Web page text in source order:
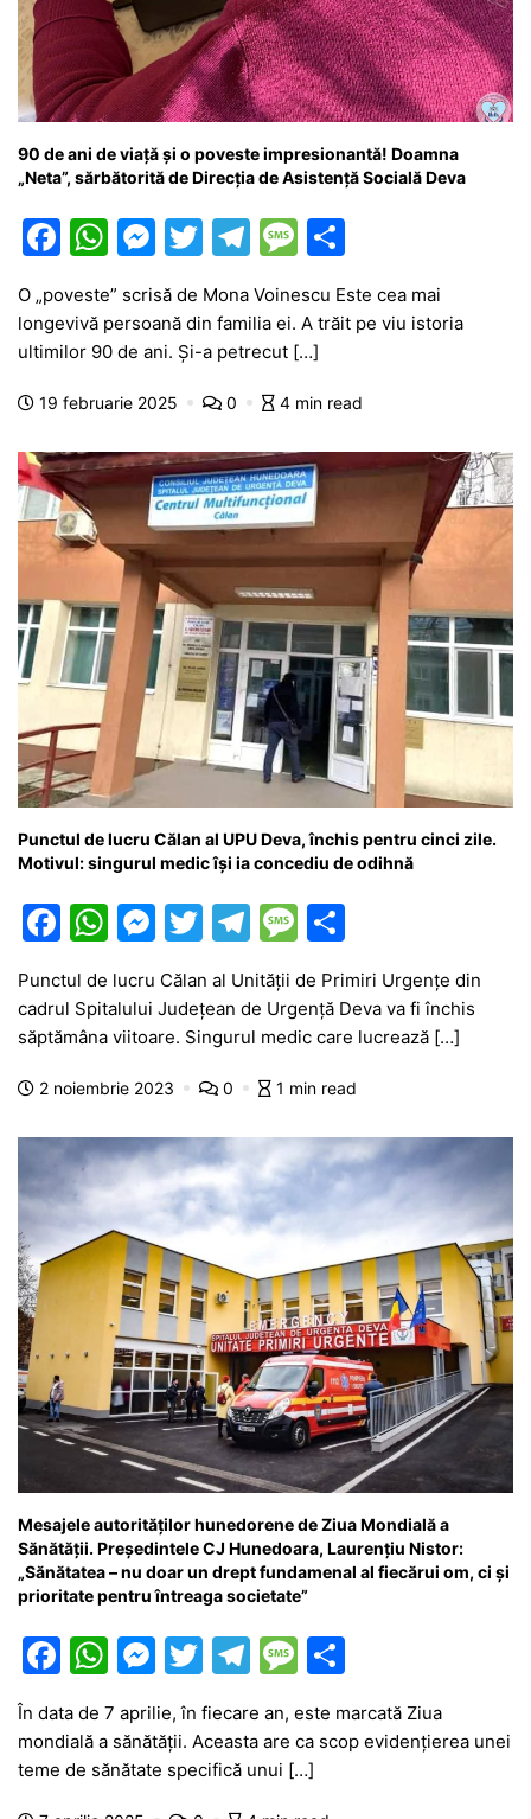
90 de ani de viață şi o poveste impresionantă! Doamna
„Neta”, sărbătorită de Direcția de Asistență Socială Deva
F
c
e
b
o
o
k
W
at
s
A
p
p
M
s
s
e
g
er
T
itt
er
T
e
gr
a
m
M
s
s
a
e
ta
a
z
ă
O „poveste” scrisă de Mona Voinescu Este cea mai
longevivă persoană din familia ei. A trăit pe viu istoria
ultimilor 90 de ani. Şi-a petrecut […]
19 februarie 2025 0 4 min read
Punctul de lucru Călan al UPU Deva, închis pentru cinci zile.
Motivul: singurul medic își ia concediu de odihnă
F
c
e
b
o
o
k
W
at
s
A
p
p
M
s
s
e
n
g
er
T
itt
er
T
e
gr
a
m
M
s
s
a
e
ta
je
a
ă
Punctul de lucru Călan al Unității de Primiri Urgențe din
cadrul Spitalului Județean de Urgență Deva va fi închis
săptămâna viitoare. Singurul medic care lucrează […]
2 noiembrie 2023 0 1 min read
Mesajele autorităților hunedorene de Ziua Mondială a
Sănătății. Președintele CJ Hunedoara, Laurențiu Nistor:
„Sănătatea – nu doar un drept fundamenal al fiecărui om, ci și
prioritate pentru întreaga societate”
F
c
e
b
W
at
s
A
M
s
s
e
T
itt
er
T
e
gr
a
M
s
s
a
ta
În data de 7 aprilie, în fiecare an, este marcată Ziua
mondială a sănătăţii. Aceasta are ca scop evidenţierea unei
teme de sănătate specifică unui […]